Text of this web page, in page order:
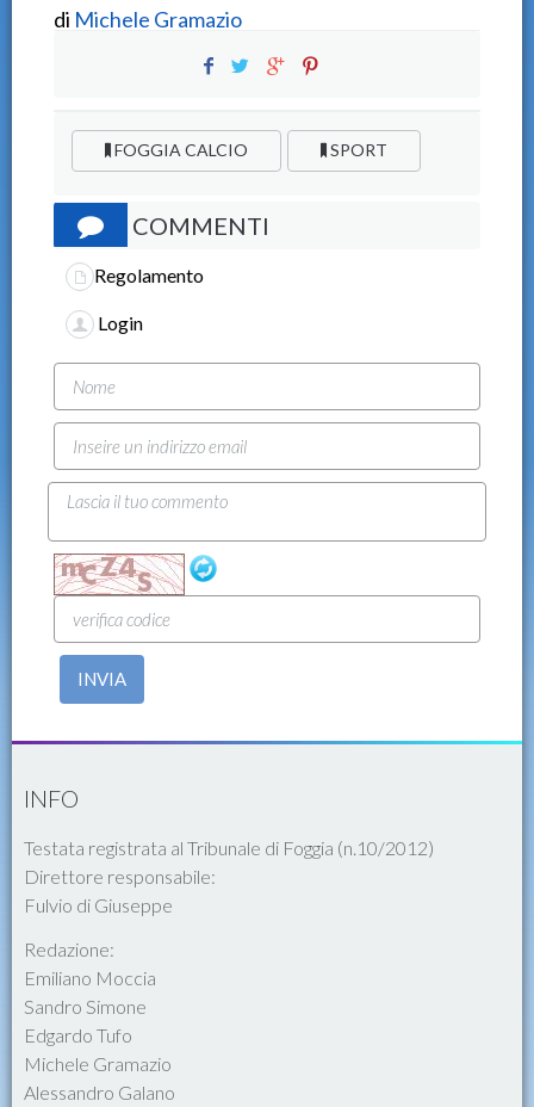
di Michele Gramazio
FOGGIA CALCIO SPORT
COMMENTI
Regolamento
Login
INVIA
INFO
Testata registrata al Tribunale di Foggia (n.10/2012)
Direttore responsabile:
Fulvio di Giuseppe
Redazione:
Emiliano Moccia
Sandro Simone
Edgardo Tufo
Michele Gramazio
Alessandro Galano